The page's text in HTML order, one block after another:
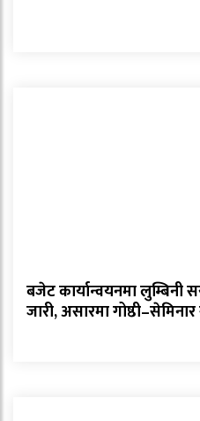
बजेट कार्यान्वयनमा लुम्बिनी
जारी, असारमा